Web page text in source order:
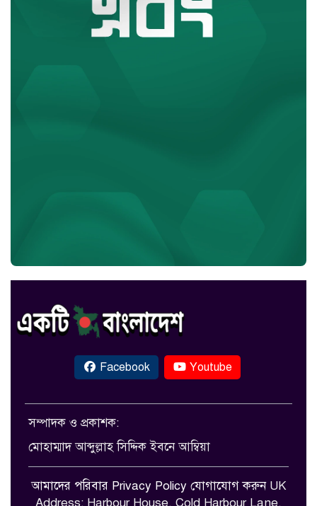
Facebook Youtube
সম্পাদক ও প্রকাশক:
মোহাম্মাদ আব্দুল্লাহ সিদ্দিক ইবনে আম্বিয়া
আমাদের পরিবার Privacy Policy যোগাযোগ করুনUK
Address: Harbour House, Cold Harbour Lane,